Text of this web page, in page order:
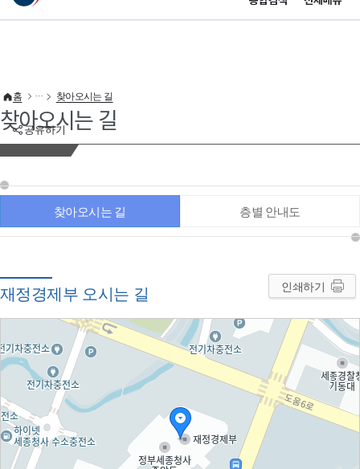
이 누리집은 대한민국 공식 전자정부 누리집입니다.
공유하기
홈 찾아오시는 길
찾아오시는 길
찾아오시는 길 층별 안내도
재정경제부 오시는 길 인쇄하기